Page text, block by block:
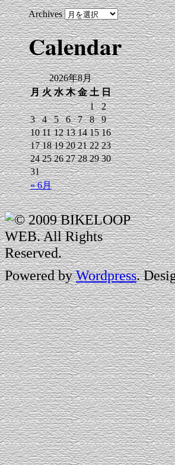
Archives
Calendar
2026年8月
月 火 水 木 金 土 日
« 6月
1
2
3
4 5 6 7 8
9
10 11 12 13 14 15 16
17 18 19 20 21 22 23
24 25 26 27 28 29 30
31
Authorized
All-City
Cielo Cycles
HARO
OAKLEY
Salsa Cycles
Powered byWordpress.